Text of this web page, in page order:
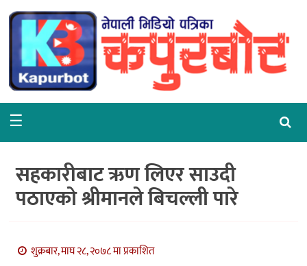
गृहपृष्ठ
समाचार
राजनीति
वरपर
शिक्षा
विचार
☰
सहकारीबाट ऋण लिएर साउदी
पठाएको श्रीमानले बिचल्ली पारे
शुक्रबार, माघ २८, २०७८ मा प्रकाशित